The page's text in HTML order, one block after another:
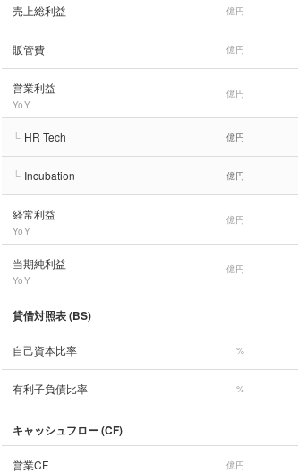
売上総利益 億円
販管費 億円
営業利益
YoY
億円
└ HR Tech 億円
└ Incubation 億円
経常利益
YoY
億円
当期純利益
YoY
億円
貸借対照表 (BS)
自己資本比率 %
有利子負債比率 %
キャッシュフロー (CF)
営業CF 億円